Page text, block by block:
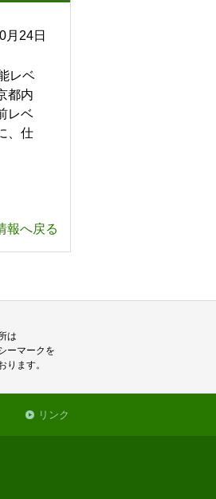
月24日
レベ
都内
レベ
、仕
報へ戻る
は
ーマークを
ります。
リンク